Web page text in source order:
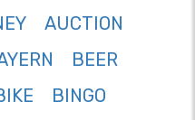
AUCTION
BEER
BINGO